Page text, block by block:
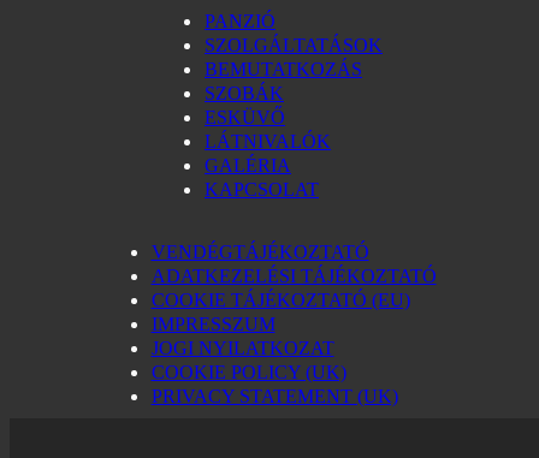
PANZIÓ
SZOLGÁLTATÁSOK
BEMUTATKOZÁS
SZOBÁK
ESKÜVŐ
LÁTNIVALÓK
GALÉRIA
KAPCSOLAT
VENDÉGTÁJÉKOZTATÓ
ADATKEZELÉSI TÁJÉKOZTATÓ
COOKIE TÁJÉKOZTATÓ (EU)
IMPRESSZUM
JOGI NYILATKOZAT
COOKIE POLICY (UK)
PRIVACY STATEMENT (UK)